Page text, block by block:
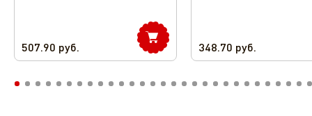
507.90 руб. 348.70 руб.